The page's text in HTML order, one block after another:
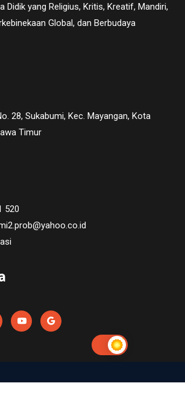
Didik yang Religius, Kritis, Kreatif, Mandiri,
Global, dan Berbudaya
28, Sukabumi, Kec. Mayangan, Kota
Timur
520